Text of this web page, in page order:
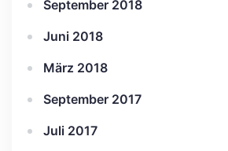
September 2018
Juni 2018
März 2018
September 2017
Juli 2017